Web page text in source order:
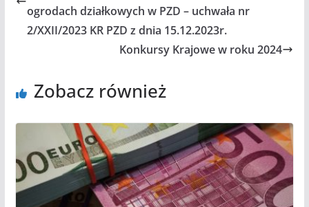
ogrodach działkowych w PZD – uchwała nr
2/XXII/2023 KR PZD z dnia 15.12.2023r.
Konkursy Krajowe w roku 2024
Zobacz również